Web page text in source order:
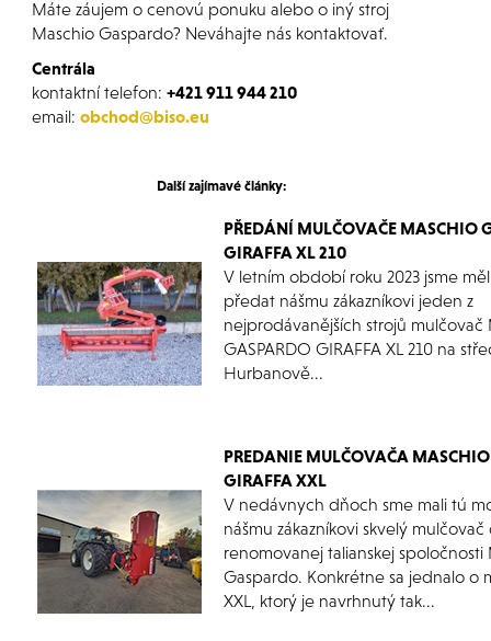
Máte záujem o cenovú ponuku alebo o iný stroj
Maschio Gaspardo? Neváhajte nás kontaktovať.
Centrála
kontaktní telefon: +421 911 944 210
email: obchod@biso.eu
Další zajímavé články:
PŘEDÁNÍ MULČOVAČE MASCHIO
GIRAFFA XL 210
V letním období roku 2023 jsme
předat nášmu zákazníkovi jeden z
nejprodávanějších strojů mulčovač
GASPARDO GIRAFFA XL 210 na
Hurbanově...
PREDANIE MULČOVAČA
GIRAFFA XXL
V nedávnych dňoch sme mali tú
nášmu zákazníkovi skvelý mulčovač
renomovanej talianskej spoločnosti
Gaspardo. Konkrétne sa jednalo o
XXL, ktorý je navrhnutý tak...